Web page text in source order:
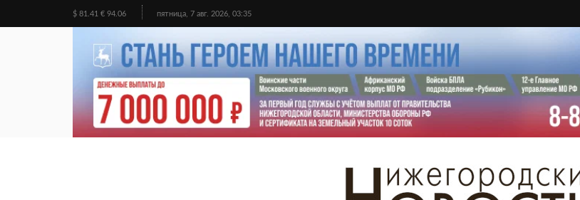
$ 81.41 € 94.06 пятница, 7 авг. 2026, 03:35